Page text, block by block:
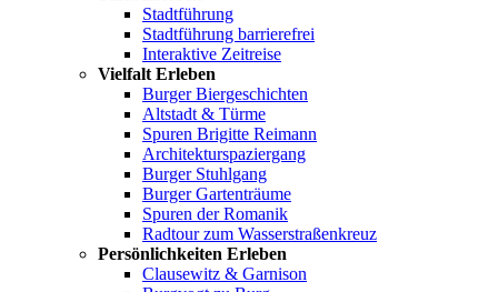
Stadtführung
Stadtführung barrierefrei
Interaktive Zeitreise
Vielfalt Erleben
Burger Biergeschichten
Altstadt & Türme
Spuren Brigitte Reimann
Architekturspaziergang
Burger Stuhlgang
Burger Gartenträume
Spuren der Romanik
Radtour zum Wasserstraßenkreuz
Persönlichkeiten Erleben
Clausewitz & Garnison